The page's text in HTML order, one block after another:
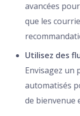
avancées
que les
Utilisez des
Envisagez un
automatisés
de bienvenue